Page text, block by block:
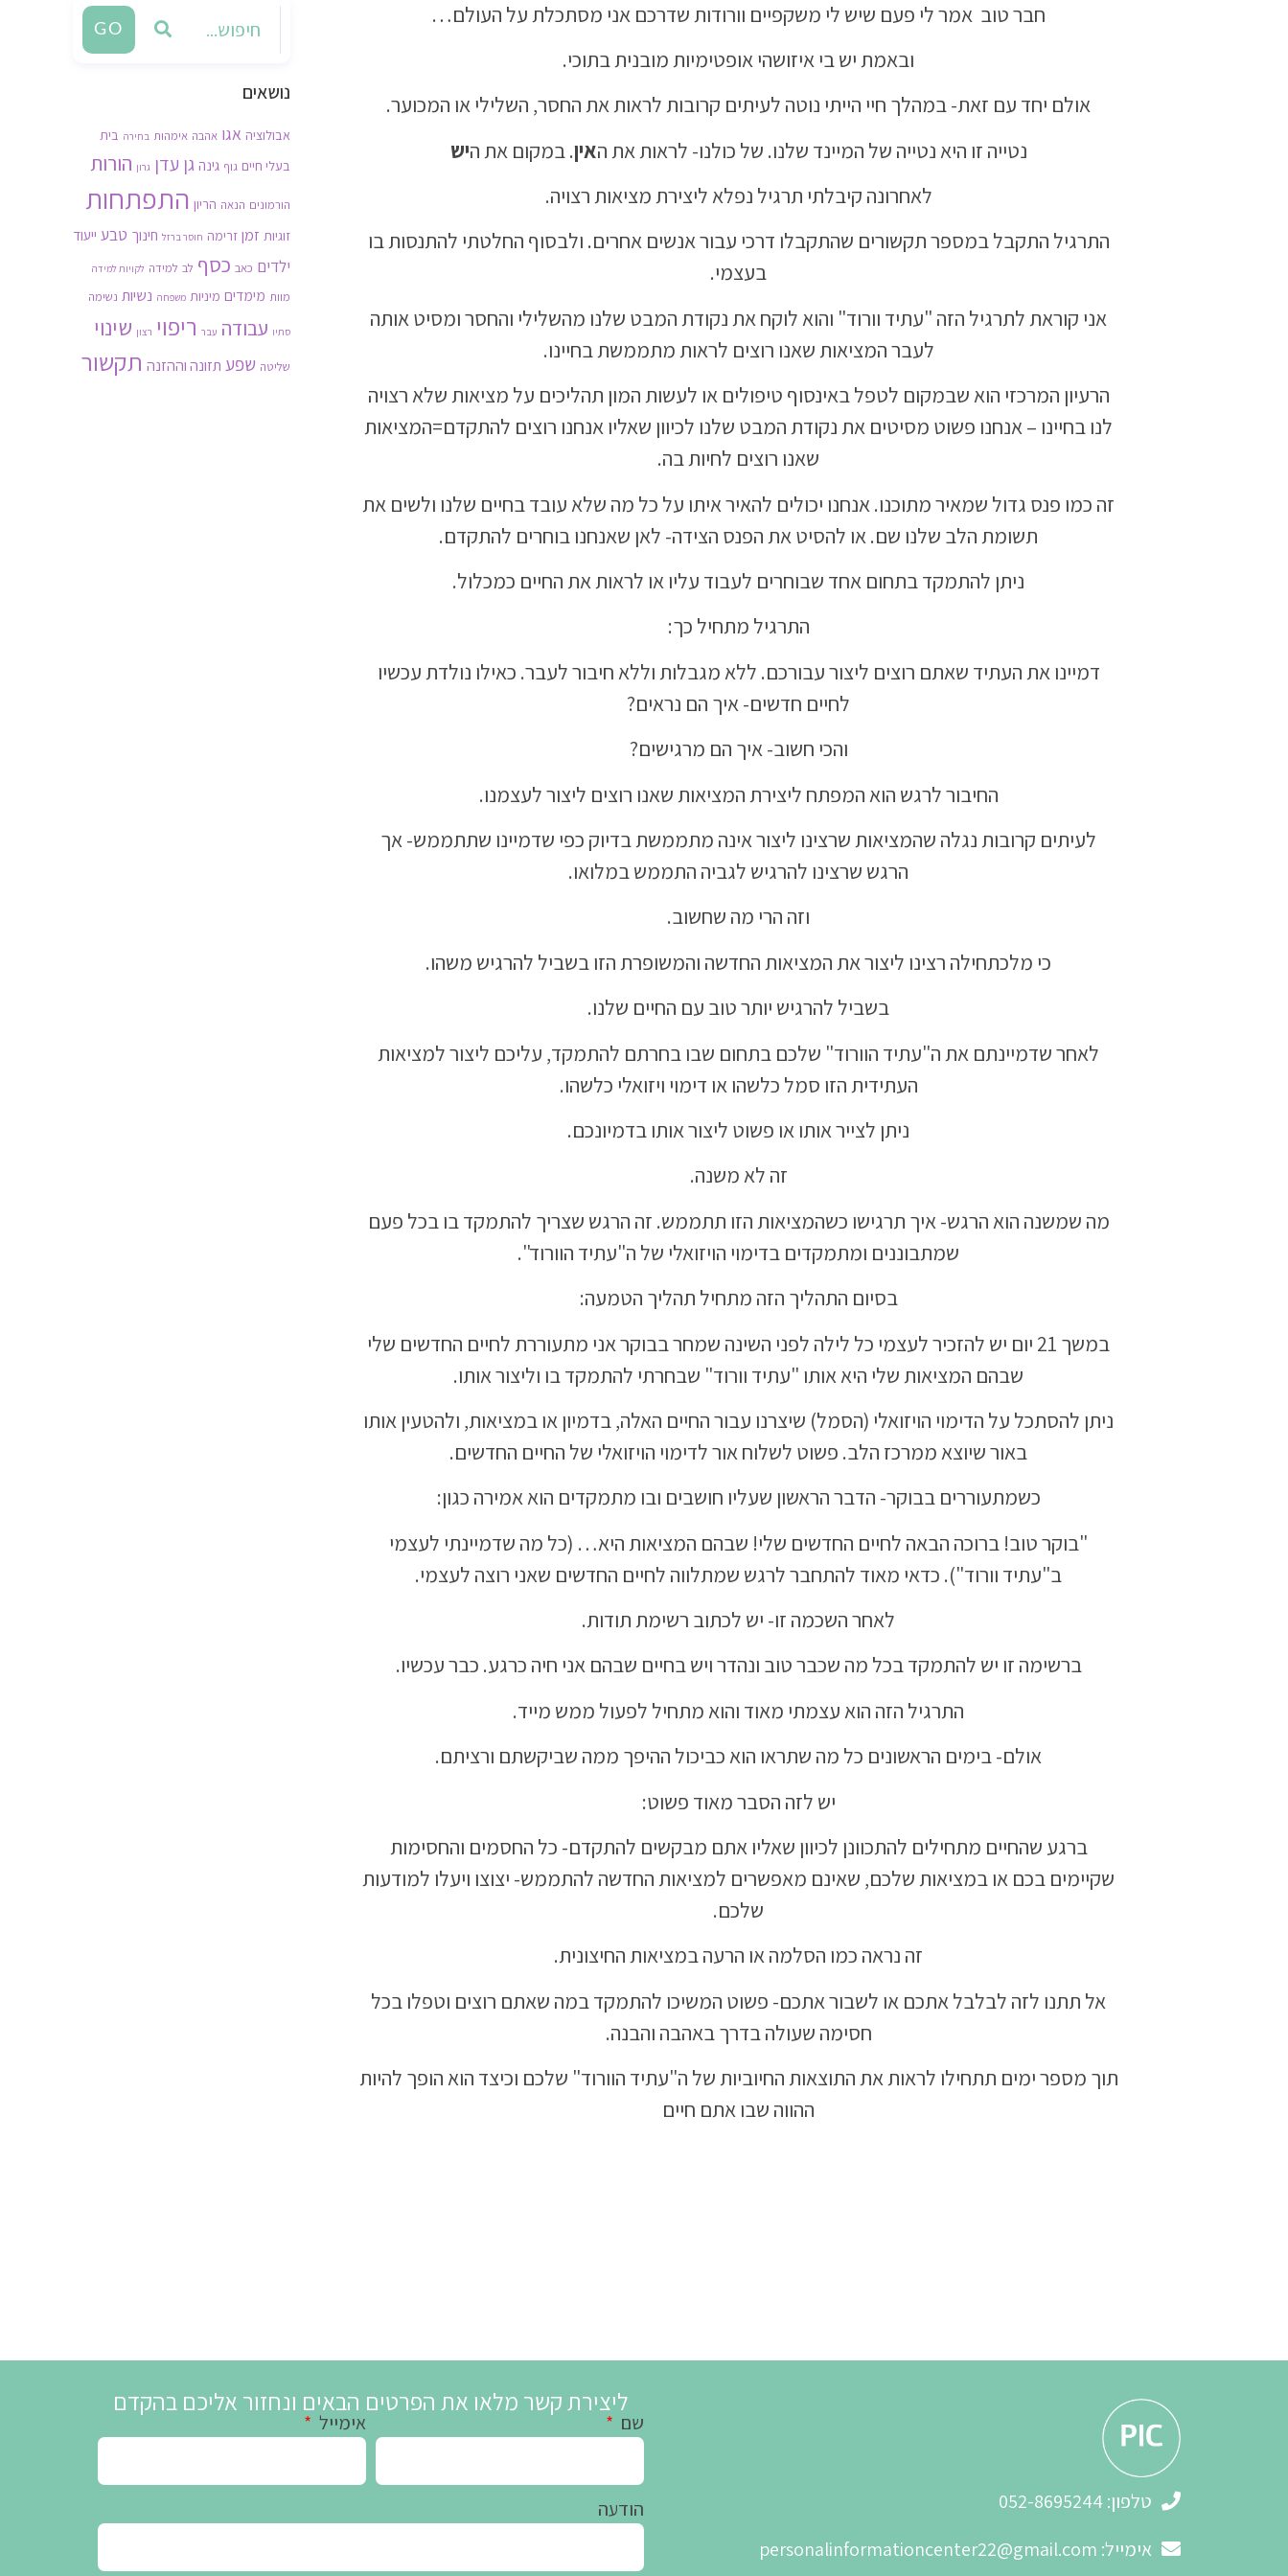
חבר טוב אמר לי פעם שיש לי משקפיים וורודות שדרכם אני מסתכלת על העולם…
ובאמת יש בי איזושהי אופטימיות מובנית בתוכי.
אולם יחד עם זאת- במהלך חיי הייתי נוטה לעיתים קרובות לראות את החסר, השלילי או המכוער.
נטייה זו היא נטייה של המיינד שלנו. של כולנו- לראות את האין. במקום את היש
לאחרונה קיבלתי תרגיל נפלא ליצירת מציאות רצויה.
התרגיל התקבל במספר תקשורים שהתקבלו דרכי עבור אנשים אחרים. ולבסוף החלטתי להתנסות בו
בעצמי.
אני קוראת לתרגיל הזה "עתיד וורוד" והוא לוקח את נקודת המבט שלנו מהשלילי והחסר ומסיט אותה
לעבר המציאות שאנו רוצים לראות מתממשת בחיינו.
הרעיון המרכזי הוא שבמקום לטפל באינסוף טיפולים או לעשות המון תהליכים על מציאות שלא רצויה
לנו בחיינו – אנחנו פשוט מסיטים את נקודת המבט שלנו לכיוון שאליו אנחנו רוצים להתקדם=המציאות
שאנו רוצים לחיות בה.
זה כמו פנס גדול שמאיר מתוכנו. אנחנו יכולים להאיר איתו על כל מה שלא עובד בחיים שלנו ולשים את
תשומת הלב שלנו שם. או להסיט את הפנס הצידה- לאן שאנחנו בוחרים להתקדם.
ניתן להתמקד בתחום אחד שבוחרים לעבוד עליו או לראות את החיים כמכלול.
התרגיל מתחיל כך:
דמיינו את העתיד שאתם רוצים ליצור עבורכם. ללא מגבלות וללא חיבור לעבר. כאילו נולדת עכשיו
לחיים חדשים- איך הם נראים?
והכי חשוב- איך הם מרגישים?
החיבור לרגש הוא המפתח ליצירת המציאות שאנו רוצים ליצור לעצמנו.
לעיתים קרובות נגלה שהמציאות שרצינו ליצור אינה מתממשת בדיוק כפי שדמיינו שתתממש- אך
הרגש שרצינו להרגיש לגביה התממש במלואו.
וזה הרי מה שחשוב.
כי מלכתחילה רצינו ליצור את המציאות החדשה והמשופרת הזו בשביל להרגיש משהו.
בשביל להרגיש יותר טוב עם החיים שלנו.
לאחר שדמיינתם את ה"עתיד הוורוד" שלכם בתחום שבו בחרתם להתמקד, עליכם ליצור למציאות
העתידית הזו סמל כלשהו או דימוי ויזואלי כלשהו.
ניתן לצייר אותו או פשוט ליצור אותו בדמיונכם.
זה לא משנה.
מה שמשנה הוא הרגש- איך תרגישו כשהמציאות הזו תתממש. זה הרגש שצריך להתמקד בו בכל פעם
שמתבוננים ומתמקדים בדימוי הויזואלי של ה"עתיד הוורוד".
בסיום התהליך הזה מתחיל תהליך הטמעה:
במשך 21 יום יש להזכיר לעצמי כל לילה לפני השינה שמחר בבוקר אני מתעוררת לחיים החדשים שלי
שבהם המציאות שלי היא אותו "עתיד וורוד" שבחרתי להתמקד בו וליצור אותו.
ניתן להסתכל על הדימוי הויזואלי (הסמל) שיצרנו עבור החיים האלה, בדמיון או במציאות, ולהטעין אותו
באור שיוצא ממרכז הלב. פשוט לשלוח אור לדימוי הויזואלי של החיים החדשים.
כשמתעוררים בבוקר- הדבר הראשון שעליו חושבים ובו מתמקדים הוא אמירה כגון:
"בוקר טוב! ברוכה הבאה לחיים החדשים שלי! שבהם המציאות היא… (כל מה שדמיינתי לעצמי
ב"עתיד וורוד"). כדאי מאוד להתחבר לרגש שמתלווה לחיים החדשים שאני רוצה לעצמי.
לאחר השכמה זו- יש לכתוב רשימת תודות.
ברשימה זו יש להתמקד בכל מה שכבר טוב ונהדר ויש בחיים שבהם אני חיה כרגע. כבר עכשיו.
התרגיל הזה הוא עצמתי מאוד והוא מתחיל לפעול ממש מייד.
אולם- בימים הראשונים כל מה שתראו הוא כביכול ההיפך ממה שביקשתם ורציתם.
יש לזה הסבר מאוד פשוט:
ברגע שהחיים מתחילים להתכוונן לכיוון שאליו אתם מבקשים להתקדם- כל החסמים והחסימות
שקיימים בכם או במציאות שלכם, שאינם מאפשרים למציאות החדשה להתממש- יצוצו ויעלו למודעות
שלכם.
זה נראה כמו הסלמה או הרעה במציאות החיצונית.
אל תתנו לזה לבלבל אתכם או לשבור אתכם- פשוט המשיכו להתמקד במה שאתם רוצים וטפלו בכל
חסימה שעולה בדרך באהבה והבנה.
תוך מספר ימים תתחילו לראות את התוצאות החיוביות של ה"עתיד הוורוד" שלכם וכיצד הוא הופך להיות
ההווה שבו אתם חיים
GO
נושאים
אבולוציה אגו אהבה אימהות בחירה בית
בעלי חיים גוף גינה גן עדן גרון הורות
הורמונים הנאה הריון התפתחות
זוגיות זמן זרימה חוסר ברזל חינוך טבע ייעוד
ילדים כאב כסף לב למידה לקויות למידה
מוות מימדים מיניות משפחה נשיות נשימה
סתיו עבודה עבר ריפוי רצון שינוי
שליטה שפע תזונה וההזנה תקשור
טלפון: 052-8695244
אימייל: personalinformationcenter22@gmail.com
שם אימייל
הודעה
ליצירת קשר מלאו את הפרטים הבאים ונחזור אליכם בהקדם